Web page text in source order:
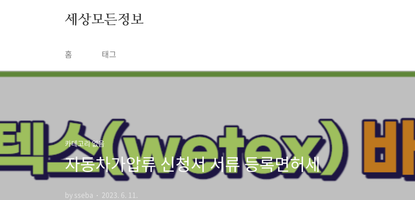
세상모든정보
홈 태그
카테고리 없음
자동차가압류 신청서 서류 등록면허세
by sseba 2023. 6. 11.